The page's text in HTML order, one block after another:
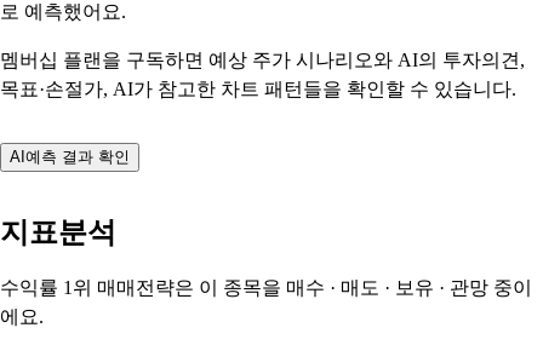
로 예측했어요.
멤버십 플랜을 구독하면 예상 주가 시나리오와 AI의 투자의견,
목표·손절가, AI가 참고한 차트 패턴들을 확인할 수 있습니다.
AI예측 결과 확인
지표분석
수익률 1위 매매전략은 이 종목을 매수 · 매도 · 보유 · 관망 중이
에요.